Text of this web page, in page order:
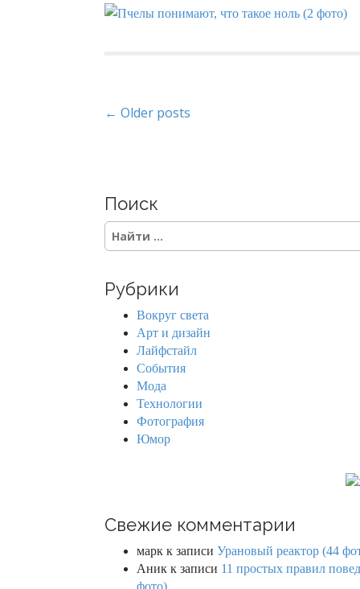
P
t
s
n
a
o
← Older posts
Поиск
S
e
c
Рубрики
Вокруг света
Арт и дизайн
Лайфстайл
События
Мода
Технологии
Фотография
Юмор
Свежие комментарии
марк к записи Урановый реактор (44
Аник к записи 11 простых правил